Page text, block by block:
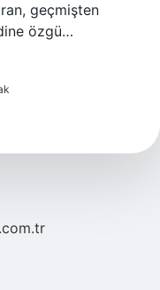
geçmişten
özgü…